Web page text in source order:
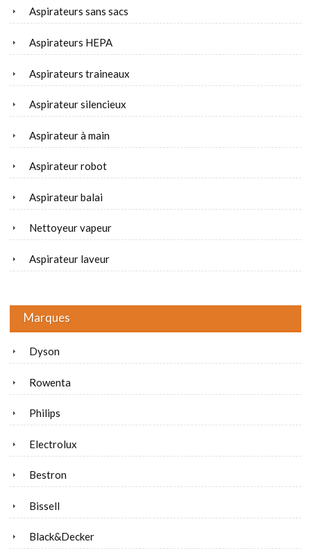
Aspirateurs sans sacs
Aspirateurs HEPA
Aspirateurs traineaux
Aspirateur silencieux
Aspirateur à main
Aspirateur robot
Aspirateur balai
Nettoyeur vapeur
Aspirateur laveur
Marques
Dyson
Rowenta
Philips
Electrolux
Bestron
Bissell
Black&Decker